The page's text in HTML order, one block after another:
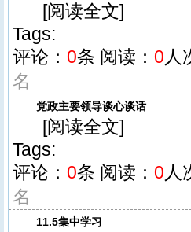
[阅读全文]
Tags:
评论： 0条 阅读： 0 人
名
党政主要领导谈心谈话
[阅读全文]
Tags:
评论： 0条 阅读： 0 人
名
11.5集中学习